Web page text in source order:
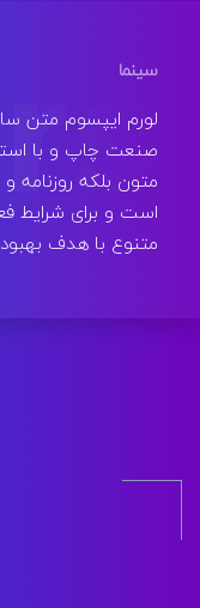
سینما
لورم ایپسوم متن
صنعت چاپ و با
متون بلکه روزنامه
است و برای شرایط
متنوع با هدف بهبود